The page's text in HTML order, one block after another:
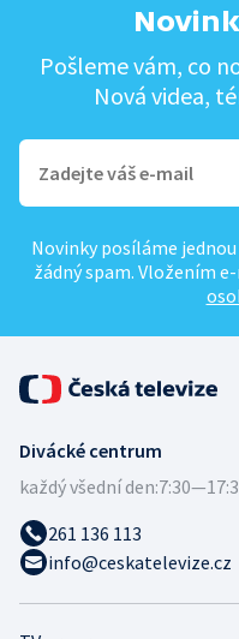
Pošleme vám, co
Nová videa,
Novinky posíláme
žádný spam. Vložením